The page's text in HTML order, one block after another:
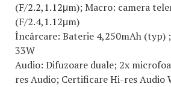
(F/2.2,1.12μm); Macro: camera
(F/2.4,1.12μm)
Încărcare: Baterie 4,250mAh (typ)
33W
Audio: Difuzoare duale; 2x
res Audio; Certificare Hi-res Audio